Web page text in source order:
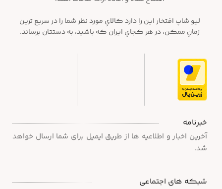
لیو شاپ افتخار این را دارد کالایِ مورد نظر شما را در سریع ترین
زمانِ ممکن، در هر کجایِ ایران که باشید، به دستتان برساند.
خبرنامه
آخرین اخبار و اطلاعیه ها از طریق ایمیل برای شما ارسال خواهد
شد.
شبکه های اجتماعی